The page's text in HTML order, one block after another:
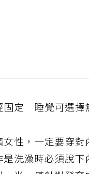
固定 睡覺可選擇
女性，一定要穿
洗澡時必須脫